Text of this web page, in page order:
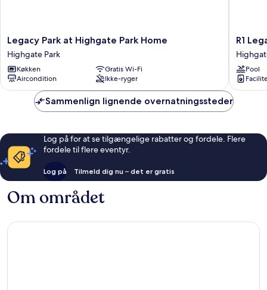
Legacy
Park
at
Highgate
Park
Home
Highgate
Legacy Park at Highgate Park Home
Highgate Park
Køkken
Gratis Wi-Fi
Aircondition
Ikke-ryger
R1
Legacy
Park
5
bed
/
Park
R1
Pool
Sammenlign lignende overnatningssteder
Log på for at se tilgængelige rabatter og fordele. Flere
fordele til flere eventyr.
Log på Tilmeld dig nu – det er gratis
Om området